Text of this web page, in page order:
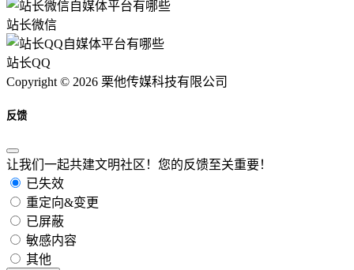
站长微信
站长QQ
Copyright © 2026 栗他传媒科技有限公司
反馈
让我们一起共建文明社区！您的反馈至关重要！
已失效
重定向&变更
已屏蔽
敏感内容
其他